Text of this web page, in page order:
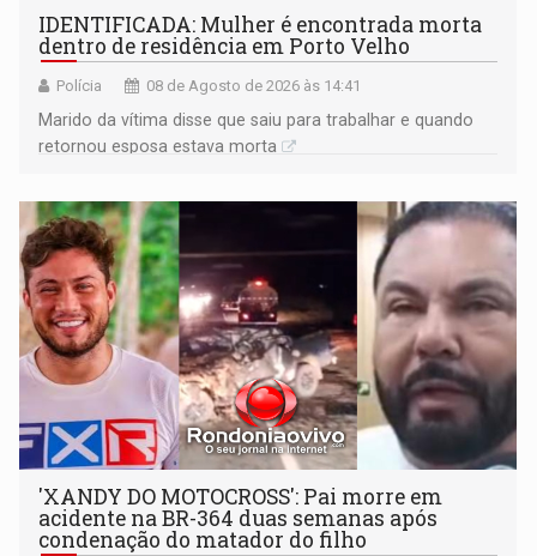
IDENTIFICADA: Mulher é encontrada morta
dentro de residência em Porto Velho
Polícia 08 de Agosto de 2026 às 14:41
Marido da vítima disse que saiu para trabalhar e quando
retornou esposa estava morta
'XANDY DO MOTOCROSS': Pai morre em
acidente na BR-364 duas semanas após
condenação do matador do filho